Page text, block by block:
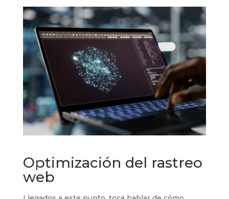
Optimización del rastreo
web